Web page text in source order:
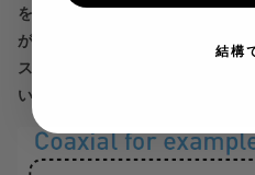
を選択してください。そうしな
が出なくなったりします。）
ステップ5：オーディオアプリを
い！
結構